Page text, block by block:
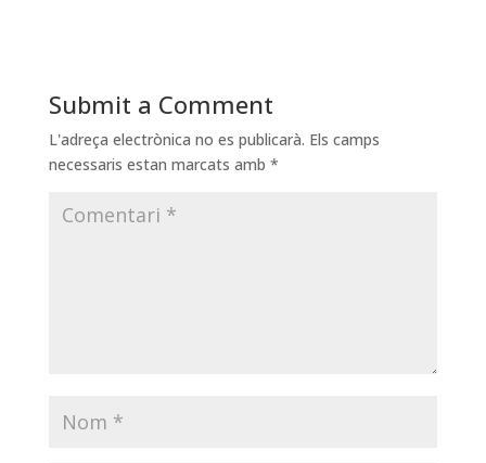
Submit a Comment
L'adreça electrònica no es publicarà. Els camps
necessaris estan marcats amb *